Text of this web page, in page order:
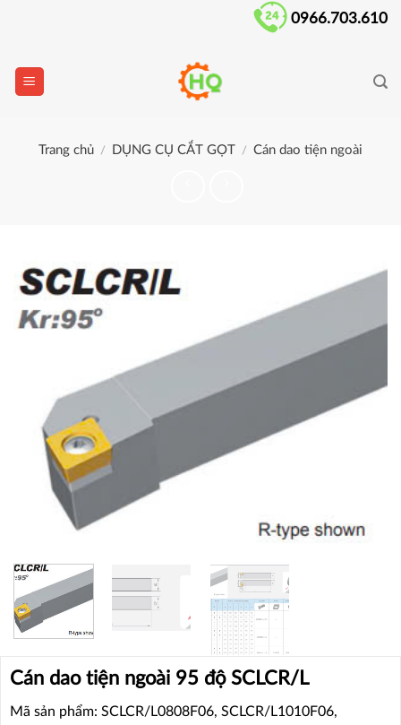
0966.703.610
Trang chủ / DỤNG CỤ CẮT GỌT / Cán dao tiện ngoài
Cán dao tiện ngoài 95 độ SCLCR/L
Mã sản phẩm: SCLCR/L0808F06, SCLCR/L1010F06,